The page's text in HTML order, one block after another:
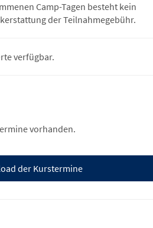
Camp-Tagen besteht kein
der Teilnahmegebühr.
verfügbar.
vorhanden.
der Kurstermine